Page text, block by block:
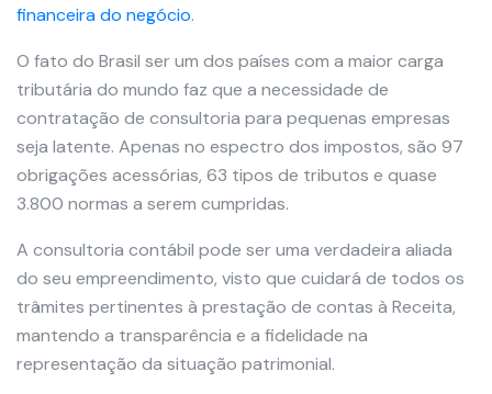
financeira do negócio.
O fato do Brasil ser um dos países com a maior carga
tributária do mundo faz que a necessidade de
contratação de consultoria para pequenas empresas
seja latente. Apenas no espectro dos impostos, são 97
obrigações acessórias, 63 tipos de tributos e quase
3.800 normas a serem cumpridas.
A consultoria contábil pode ser uma verdadeira aliada
do seu empreendimento, visto que cuidará de todos os
trâmites pertinentes à prestação de contas à Receita,
mantendo a transparência e a fidelidade na
representação da situação patrimonial.